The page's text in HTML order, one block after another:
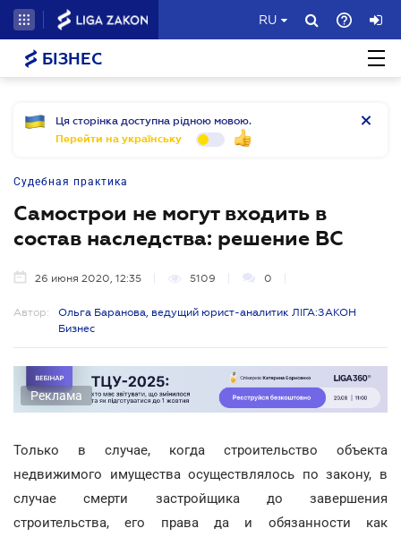
RU
БІЗНЕС
Ця сторінка доступна рідною мовою.
Перейти на українську
Судебная практика
Самострои не могут входить в
состав наследства: решение ВС
26 июня 2020, 12:35 5109 0
Автор:
Ольга Баранова, ведущий юрист-аналитик ЛІГА:ЗАКОН
Бизнес
Реклама
Только в случае, когда строительство объекта
недвижимого имущества осуществлялось по закону, в
случае смерти застройщика до завершения
строительства, его права да и обязанности как